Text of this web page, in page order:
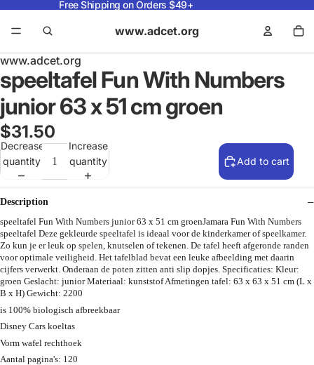
Free Shipping on Orders $49+
www.adcet.org
www.adcet.org
speeltafel Fun With Numbers
junior 63 x 51 cm groen
$31.50
Decrease
quantity
Increase
quantity
Add to cart
Description
speeltafel Fun With Numbers junior 63 x 51 cm groenJamara Fun With Numbers
speeltafel Deze gekleurde speeltafel is ideaal voor de kinderkamer of speelkamer.
Zo kun je er leuk op spelen, knutselen of tekenen. De tafel heeft afgeronde randen
voor optimale veiligheid. Het tafelblad bevat een leuke afbeelding met daarin
cijfers verwerkt. Onderaan de poten zitten anti slip dopjes. Specificaties: Kleur:
groen Geslacht: junior Materiaal: kunststof Afmetingen tafel: 63 x 63 x 51 cm (L x
B x H) Gewicht: 2200
is 100% biologisch afbreekbaar
Disney Cars koeltas
Vorm wafel rechthoek
Aantal pagina's: 120